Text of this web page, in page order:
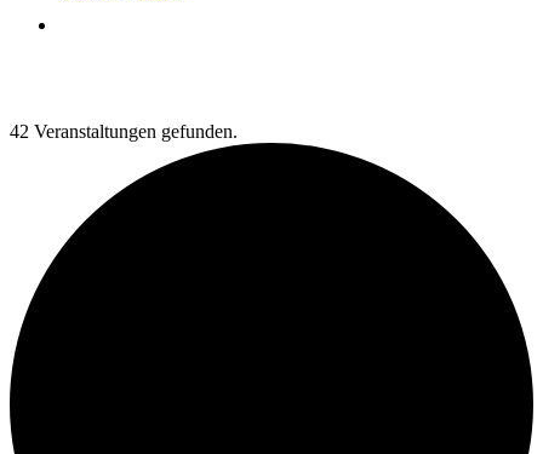
42 Veranstaltungen gefunden.